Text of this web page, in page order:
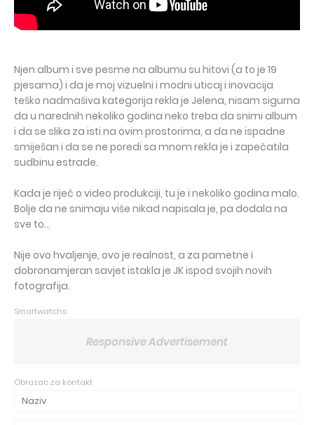
Njen album i sve pesme na albumu su hitovi (a to je 19
pjesama) i da je moj vizuelni i modni uticaj i inovacija
teško nadmašiva kategorija rekla je Jelena, nisam sigurna
da u narednih nekoliko godina neko treba da snimi album
i da se slika za isti na ovim prostorima, a da ne ispadne
smiješan i da se ne poredi sa mnom rekla je i zapečatila
sudbinu estrade.
Kada je riječ o video produkciji, tu je i nekoliko godina malo.
Bolje da ne snimaju više nikad napisala je, pa dodala na
sve to...
Nije ovo hvaljenje, ovo je realnost, a za pametne i
dobronamjeran savjet istakla je JK ispod svojih novih
fotografija.
Smartwatchs
Responsive Advertisement
Obrazac za kontakt